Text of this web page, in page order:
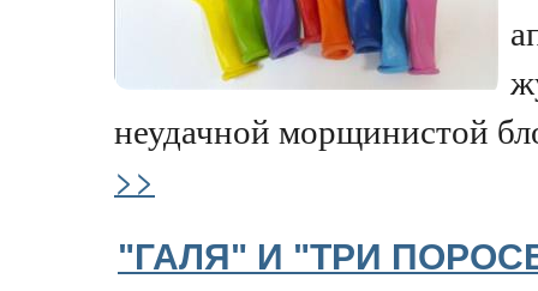
неудачной морщинистой
>>
"ГАЛЯ" И "ТРИ